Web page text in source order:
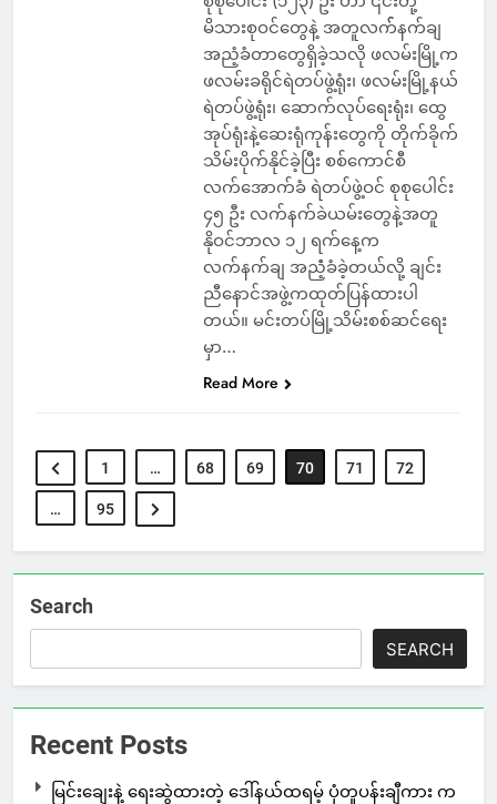
မိသားစုဝင်တွေနဲ့ အတူလက််နက်ချ
အညံ့ခံတာတွေရှိခဲ့သလို ဖလမ်းမြို့က
ဖလမ်းခရိုင်ရဲတပ်ဖွဲ့ရုံး၊ ဖလမ်းမြို့နယ်
ရဲတပ်ဖွဲ့ရုံး၊ ဆောက်လုပ်ရေးရုံး၊ ထွေ
အုပ်ရုံးနဲ့ဆေးရုံကုန်းတွေကို တိုက်ခိုက်
သိမ်းပိုက်နိုင်ခဲ့ပြီး စစ်ကောင်စီ
လက်အောက်ခံ ရဲတပ်ဖွဲ့ဝင် စုစုပေါင်း
၄၅ ဦး လက်နက်ခဲယမ်းတွေနဲ့အတူ
နိုဝင်ဘာလ ၁၂ ရက်နေ့က
လက်နက်ချ အညံံ့ခံခဲ့တယ်လို့ ချင်း
ညီနောင်အဖွဲ့ကထုတ်ပြန်ထားပါ
တယ်။ မင်းတပ်မြို့သိမ်းစစ်ဆင်ရေး
မှာ…
Read More
1 … 68 69 70 71 72
… 95
Search
SEARCH
Recent Posts
မြင်းချေးနဲ့ ရေးဆွဲထားတဲ့ ဒေါ်နယ်ထရမ့် ပုံတူပန်းချီကား က